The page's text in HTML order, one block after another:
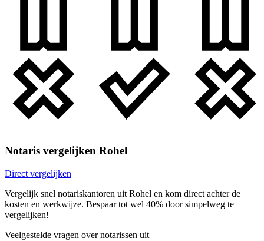
Notaris vergelijken Rohel
Direct vergelijken
Vergelijk snel notariskantoren uit Rohel en kom direct achter de
kosten en werkwijze. Bespaar tot wel 40% door simpelweg te
vergelijken!
Veelgestelde vragen over notarissen uit